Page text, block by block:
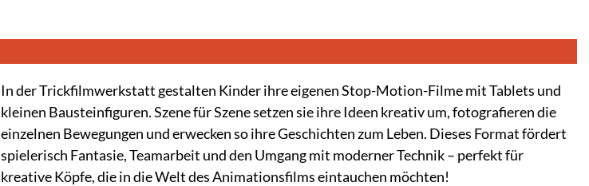
In der Trickfilmwerkstatt gestalten Kinder ihre eigenen Stop-Motion-Filme mit Tablets und
kleinen Bausteinfiguren. Szene für Szene setzen sie ihre Ideen kreativ um, fotografieren die
einzelnen Bewegungen und erwecken so ihre Geschichten zum Leben. Dieses Format fördert
spielerisch Fantasie, Teamarbeit und den Umgang mit moderner Technik – perfekt für
kreative Köpfe, die in die Welt des Animationsfilms eintauchen möchten!